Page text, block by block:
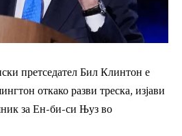
претседател Бил Клинтон е
откако разви треска, изјави
за Ен-би-си Њуз во